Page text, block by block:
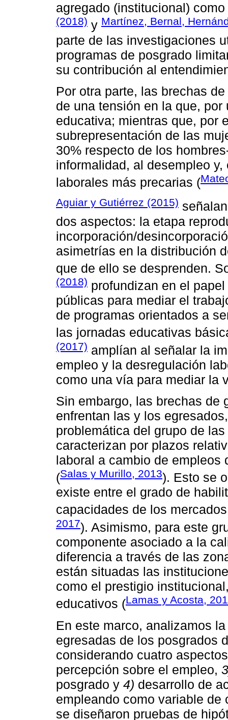
agregado (institucional)
(2018) y Martínez, Bernal,
parte de las investigaciones
programas de posgrado
su contribución al
Por otra parte, las brechas
de una tensión en la que,
educativa; mientras que, por
subrepresentación de las
30% respecto de los
informalidad, al desempleo
laborales más precarias (
Aguiar y Gutiérrez (2015)
dos aspectos: la etapa
incorporación/
asimetrías en la distribución
que de ello se desprenden.
(2018) profundizan en el
públicas para mediar el
de programas orientados a
las jornadas educativas
(2017) amplían al señalar la
empleo y la desregulación
como una vía para mediar la
Sin embargo, las brechas de
enfrentan las y los
problemática del grupo de
caracterizan por plazos
laboral a cambio de
(Salas y Murillo, 2013). Esto se
existe entre el grado de
capacidades de los
2017). Asimismo, para este
componente asociado a la
diferencia a través de las
están situadas las
como el prestigio
educativos (Lamas y Acosta,
En este marco, analizamos
egresadas de los posgrados
considerando cuatro
percepción sobre el empleo,
posgrado y 4) desarrollo de
empleando como variable
se diseñaron pruebas de